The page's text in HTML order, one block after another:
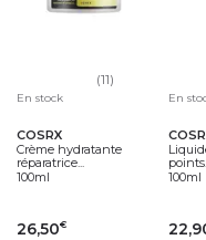
(11)
En stock
COSRX
Crème hydratante
réparatrice...
100ml
26,50€
En
100ml